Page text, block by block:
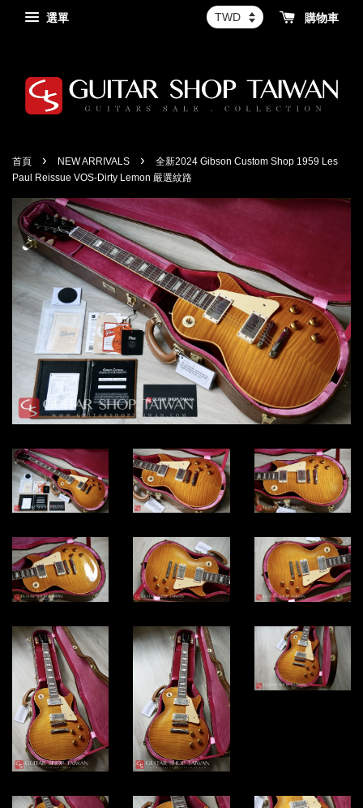
選單 購物車
首頁 › NEW ARRIVALS ›
全新2024 Gibson Custom Shop 1959 Les
Paul Reissue VOS-Dirty Lemon 嚴選紋路